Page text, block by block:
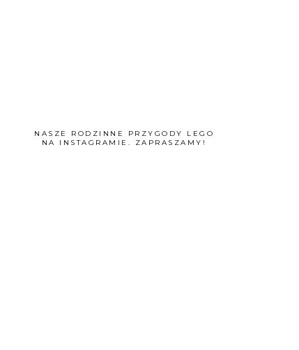
NASZE RODZINNE PRZYGODY LEGO
NA INSTAGRAMIE. ZAPRASZAMY!